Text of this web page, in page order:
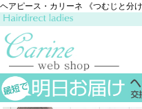
ヘアピース・カリーネ 《つむじと分